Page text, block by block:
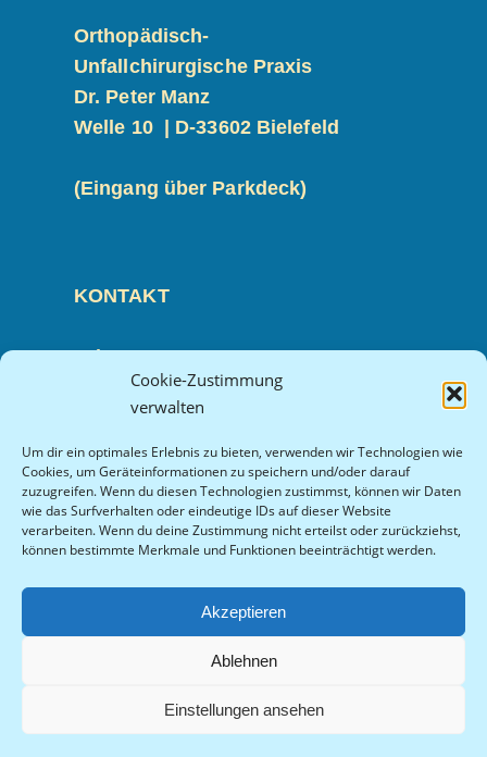
Cookie-Zustimmung
verwalten
Um dir ein optimales Erlebnis zu bieten, verwenden wir Technologien wie
Cookies, um Geräteinformationen zu speichern und/oder darauf
zuzugreifen. Wenn du diesen Technologien zustimmst, können wir Daten
wie das Surfverhalten oder eindeutige IDs auf dieser Website
verarbeiten. Wenn du deine Zustimmung nicht erteilst oder zurückziehst,
können bestimmte Merkmale und Funktionen beeinträchtigt werden.
Akzeptieren
Ablehnen
Einstellungen ansehen
Orthopädisch-
Unfallchirurgische Praxis
Dr. Peter Manz
Welle 10 | D-33602 Bielefeld
(Eingang über Parkdeck)
KONTAKT
Tel.: +49 521 914 541 31
Fax: +49 521 914 541 32
E-Mail: info(at)praxis-peter-manz.de
SPRECHZEITEN
Werktags nach Vereinbarung
© Praxis Peter Manz 2022
Impressum
Datenschutz